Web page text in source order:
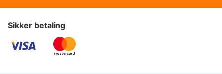
Sikker betaling